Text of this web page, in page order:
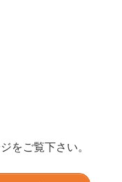
をご覧下さい。